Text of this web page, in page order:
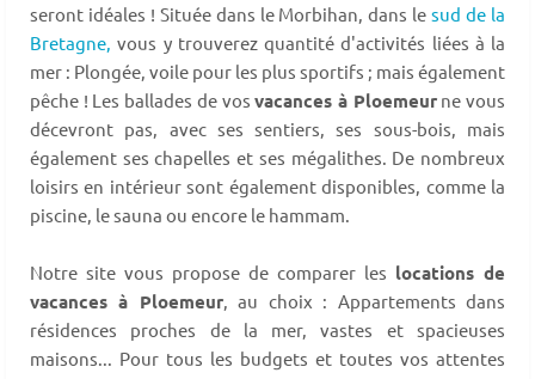
seront idéales ! Située dans le Morbihan, dans lesud de la
Bretagne, vous y trouverez quantité d'activités liées à la
mer : Plongée, voile pour les plus sportifs ; mais également
pêche ! Les ballades de vosvacances à Ploemeurne vous
décevront pas, avec ses sentiers, ses sous-bois, mais
également ses chapelles et ses mégalithes. De nombreux
loisirs en intérieur sont également disponibles, comme la
piscine, le sauna ou encore le hammam.
Notre site vous propose de comparer les locations de
vacances à Ploemeur, au choix : Appartements dans
résidences proches de la mer, vastes et spacieuses
maisons... Pour tous les budgets et toutes vos attentes